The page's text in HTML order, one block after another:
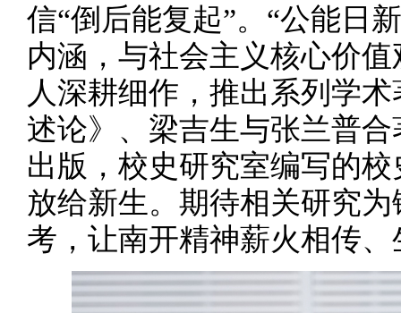
信“倒后能复起”。“公能日
内涵，与社会主义核心价
人深耕细作，推出系列学
述论》、梁吉生与张兰普
出版，校史研究室编写的
放给新生。期待相关研究
考，让南开精神薪火相传